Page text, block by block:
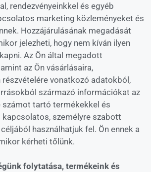
rendezvényeinkkel és egyéb
marketing közleményeket és
Hozzájárulásának megadását
jelezheti, hogy nem kíván ilyen
Az Ön által megadott
az Ön vásárlásaira,
részvételére vonatkozó adatokból,
származó információkat az
számot tartó termékekkel és
személyre szabott
használhatjuk fel. Ön ennek a
kérheti tőlünk.
folytatása, termékeink és